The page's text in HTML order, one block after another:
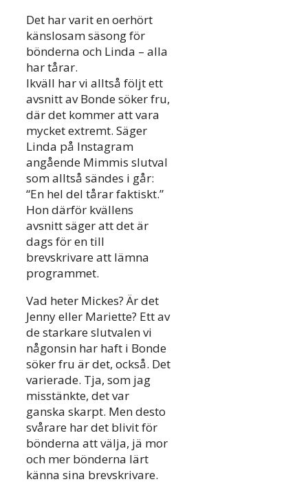
Det har varit en oerhört
känslosam säsong för
bönderna och Linda – alla
har tårar.
Ikväll har vi alltså följt ett
avsnitt av Bonde söker fru,
där det kommer att vara
mycket extremt. Säger
Linda på Instagram
angående Mimmis slutval
som alltså sändes i går:
“En hel del tårar faktiskt.”
Hon därför kvällens
avsnitt säger att det är
dags för en till
brevskrivare att lämna
programmet.
Vad heter Mickes? Är det
Jenny eller Mariette? Ett av
de starkare slutvalen vi
någonsin har haft i Bonde
söker fru är det, också. Det
varierade. Tja, som jag
misstänkte, det var
ganska skarpt. Men desto
svårare har det blivit för
bönderna att välja, jä mor
och mer bönderna lärt
känna sina brevskrivare.